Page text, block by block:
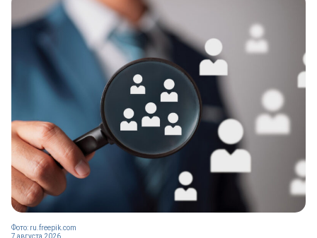
7 августа 2026
Фото: ru.freepik.com